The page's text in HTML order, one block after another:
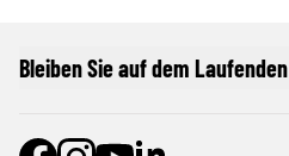
Bleiben Sie auf dem Laufenden